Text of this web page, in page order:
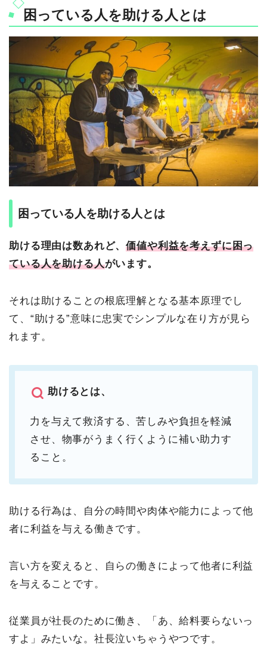
困っている人を助ける人とは
困っている人を助ける人とは
助ける理由は数あれど、価値や利益を考えずに困っ
ている人を助ける人がいます。
それは助けることの根底理解となる基本原理でし
て、“助ける”意味に忠実でシンプルな在り方が見ら
れます。
助けるとは、
力を与えて救済する、苦しみや負担を軽減
させ、物事がうまく行くように補い助力す
ること。
助ける行為は、自分の時間や肉体や能力によって他
者に利益を与える働きです。
言い方を変えると、自らの働きによって他者に利益
を与えることです。
従業員が社長のために働き、「あ、給料要らないっ
すよ」みたいな。社長泣いちゃうやつです。